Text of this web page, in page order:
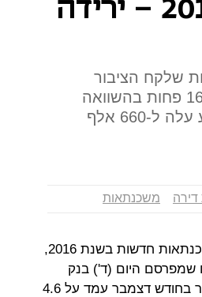
58.8 מיליארד שקל ב-2016 - ירידה
שלקח הציבור
בחודש דצמבר עמד על 4.6 מיליארד שקל - 16% פחות בהשוואה
לנתון המקביל אשתקד. גובה ההלוואה הממוצע עלה ל-660 אלף
דירה משכנתאות
58.8 מיליארד שקל – זהו הסכום שנטל הציבור עבור משכנתאות חדשות בשנת 2016,
שמפרסם היום (ד') בנק
ישראל. על פי הנתונים, היקף המשכנתאות שלקח הציבור בחודש דצמבר עמד על 4.6